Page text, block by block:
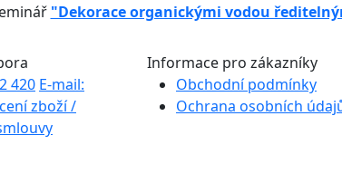
"Dekorace organickými vodou
420 E-mail:
zboží /
Informace pro zákazníky
Obchodní podmínky
Ochrana osobních